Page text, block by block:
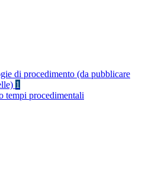
di procedimento (da pubblicare
1
tempi procedimentali